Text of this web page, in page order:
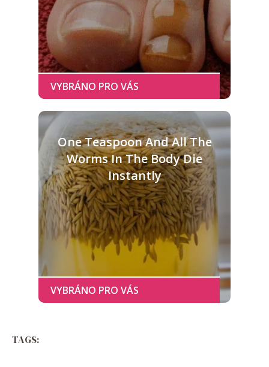
One Teaspoon And All The
Worms In The Body Die
Instantly
TAGS: